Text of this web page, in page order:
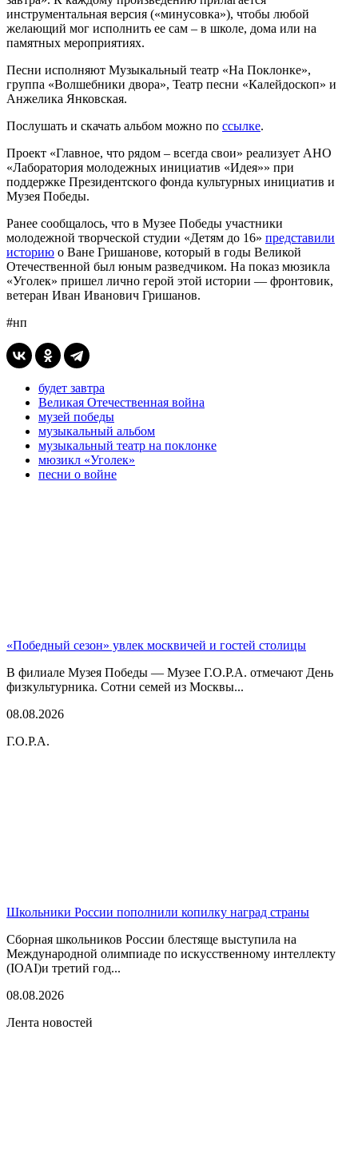
инструментальная версия («минусовка»), чтобы любой
желающий мог исполнить ее сам – в школе, дома или на
памятных мероприятиях.
Песни исполняют Музыкальный театр «На Поклонке»,
группа «Волшебники двора», Театр песни «Калейдоскоп» и
Анжелика Янковская.
Послушать и скачать альбом можно по ссылке.
Проект «Главное, что рядом – всегда свои» реализует АНО
«Лаборатория молодежных инициатив «Идея»» при
поддержке Президентского фонда культурных инициатив и
Музея Победы.
Ранее сообщалось, что в Музее Победы участники
молодежной творческой студии «Детям до 16» представили
историю о Ване Гришанове, который в годы Великой
Отечественной был юным разведчиком. На показ мюзикла
«Уголек» пришел лично герой этой истории — фронтовик,
ветеран Иван Иванович Гришанов.
#нп
будет завтра
Великая Отечественная война
музей победы
музыкальный альбом
музыкальный театр на поклонке
мюзикл «Уголек»
песни о войне
«Победный сезон» увлек москвичей и гостей столицы
В филиале Музея Победы — Музее Г.О.Р.А. отмечают День
физкультурника. Сотни семей из Москвы...
08.08.2026
Г.О.Р.А.
Школьники России пополнили копилку наград страны
Сборная школьников России блестяще выступила на
Международной олимпиаде по искусственному интеллекту
(IOAI)и третий год...
08.08.2026
Лента новостей